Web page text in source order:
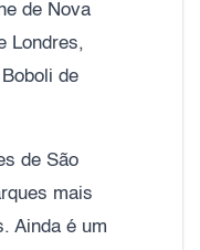
de Nova
Londres,
de
de São
mais
Ainda é um